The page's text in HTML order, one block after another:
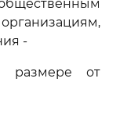
-
размере от